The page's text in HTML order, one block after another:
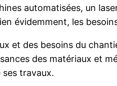
automatisées, un
évidemment, les
et des besoins du
des matériaux et
travaux.